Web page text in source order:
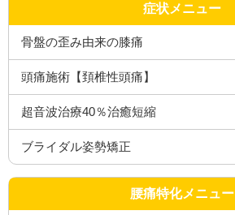
症状メニュー
骨盤の歪み由来の膝痛
頭痛施術【頚椎性頭痛】
超音波治療40％治癒短縮
ブライダル姿勢矯正
腰痛特化メニュー